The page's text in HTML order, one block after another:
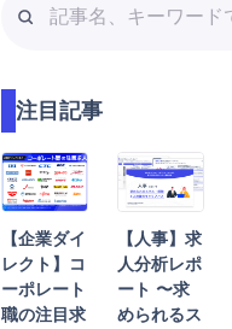
事
キ
ワ
ー
ド
で
検
索
注目記事
【企業ダイ
レクト】コ
ーポレート
職の注目求
【人事】求
人分析レポ
ート 〜求
められるス